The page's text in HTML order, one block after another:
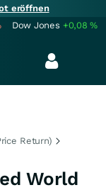
eröffnen
Dow Jones +0,08%
Return)
World